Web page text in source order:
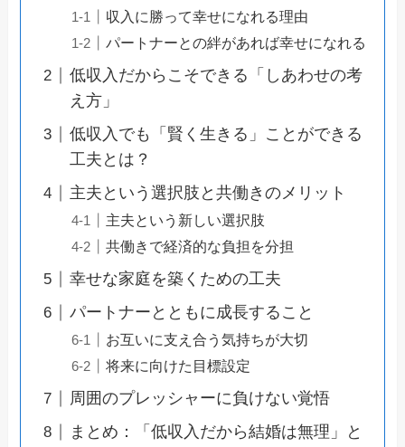
収入に勝って幸せになれる理由
パートナーとの絆があれば幸せになれる
低収入だからこそできる「しあわせの考
え方」
低収入でも「賢く生きる」ことができる
工夫とは？
主夫という選択肢と共働きのメリット
主夫という新しい選択肢
共働きで経済的な負担を分担
幸せな家庭を築くための工夫
パートナーとともに成長すること
お互いに支え合う気持ちが大切
将来に向けた目標設定
周囲のプレッシャーに負けない覚悟
まとめ：「低収入だから結婚は無理」と